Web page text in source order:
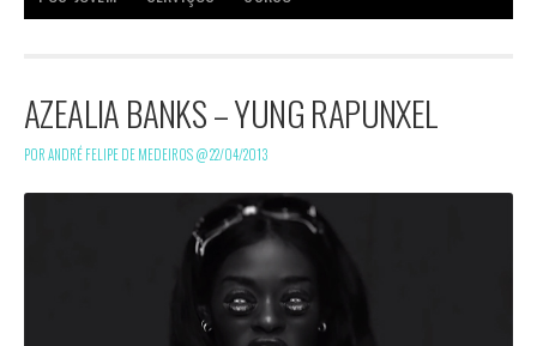
AZEALIA BANKS – YUNG RAPUNXEL
POR ANDRÉ FELIPE DE MEDEIROS @22/04/2013